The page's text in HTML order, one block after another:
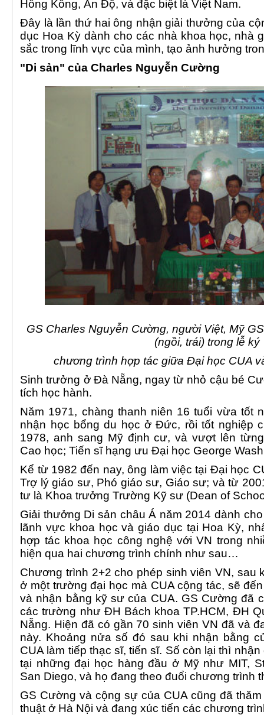
Hồng Kông, Ấn Độ, và đặc biệt là Việt Nam.
Đây là lần thứ hai ông nhận giải thưởng của
dục Hoa Kỳ dành cho các nhà khoa học, nhà
sắc trong lĩnh vực của mình, tạo ảnh hưởng
"Di sản" của Charles Nguyễn Cường
GS Charles Nguyễn Cường, người Việt, Mỹ
(ngồi, trái) trong lễ ký
chương trình hợp tác giữa Đại học CUA
Sinh trưởng ở Đà Nẵng, ngay từ nhỏ cậu bé
tích học hành.
Năm 1971, chàng thanh niên 16 tuổi vừa tốt
nhận học bổng du học ở Đức, rồi tốt nghiệp
1978, anh sang Mỹ định cư, và vượt lên
Cao học; Tiến sĩ hạng ưu Đại học George
Kể từ 1982 đến nay, ông làm việc tại Đại học
Trợ lý giáo sư, Phó giáo sư, Giáo sư; và từ
tư là Khoa trưởng Trường Kỹ sư (Dean of
Giải thưởng Di sản châu Á năm 2014 dành
lãnh vực khoa học và giáo dục tại Hoa Kỳ,
hợp tác khoa học công nghệ với VN trong
hiện qua hai chương trình chính như sau…
Chương trình 2+2 cho phép sinh viên VN, sau
ở một trường đại học mà CUA cộng tác, sẽ
và nhận bằng kỹ sư của CUA. GS Cường đã
các trường như ĐH Bách khoa TP.HCM, ĐH
Nẵng. Hiện đã có gần 70 sinh viên VN đã và
này. Khoảng nửa số đó sau khi nhận bằng
CUA làm tiếp thạc sĩ, tiến sĩ. Số còn lại thì
tại những đại học hàng đầu ở Mỹ như MIT,
San Diego, và họ đang theo đuổi chương trình
GS Cường và cộng sự của CUA cũng đã
thuật ở Hà Nội và đang xúc tiến các chương